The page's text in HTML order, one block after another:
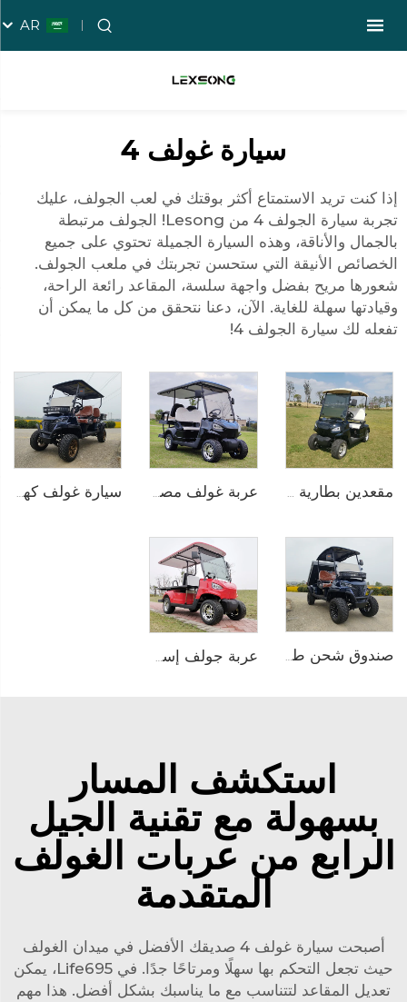
AR
سيارة غولف 4
إذا كنت تريد الاستمتاع أكثر بوقتك في لعب الجولف، عليك
تجربة سيارة الجولف 4 من Lesong! الجولف مرتبطة
بالجمال والأناقة، وهذه السيارة الجميلة تحتوي على جميع
الخصائص الأنيقة التي ستحسن تجربتك في ملعب الجولف.
شعورها مريح بفضل واجهة سلسة، المقاعد رائعة الراحة،
وقيادتها سهلة للغاية. الآن، دعنا نتحقق من كل ما يمكن أن
تفعله لك سيارة الجولف 4!
سيارة غولف كهربائية ذات سرير شحن ببطارية LiFePO4 قوة 72 فولت تتسع لـ4 أشخاص LS2041H
صندوق شحن طويل لأدوات الحديقة وصيانة المنتجعات عربة غولف كهربائية LS2041HCX عربة جولف إسعاف كهربائية LS2020TB2
استكشف المسار
بسهولة مع تقنية الجيل
الرابع من عربات الغولف
المتقدمة
أصبحت سيارة غولف 4 صديقك الأفضل في ميدان الغولف
حيث تجعل التحكم بها سهلًا ومرتاحًا جدًا. في Life695، يمكن
تعديل المقاعد لتتناسب مع ما يناسبك بشكل أفضل. هذا مهم